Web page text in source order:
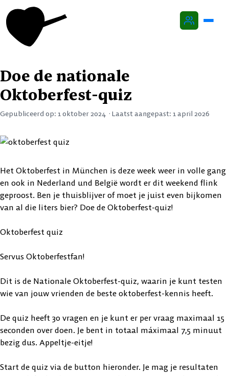
Agenda
Thema’s
Over Oktoberfestfan
Contact
Doe de nationale
Oktoberfest-quiz
Gepubliceerd op: 1 oktober 2024 · Laatst aangepast: 1 april 2026
Het Oktoberfest in München is deze week weer in volle gang
en ook in Nederland und België wordt er dit weekend flink
geproost. Ben je thuisblijver of moet je juist even bijkomen
van al die liters bier? Doe de Oktoberfest-quiz!
Oktoberfest quiz
Servus Oktoberfestfan!
Dit is de Nationale Oktoberfest-quiz, waarin je kunt testen
wie van jouw vrienden de beste oktoberfest-kennis heeft.
De quiz heeft 30 vragen en je kunt er per vraag maximaal 15
seconden over doen. Je bent in totaal máximaal 7,5 minuut
bezig dus. Appeltje-eitje!
Start de quiz via de button hieronder. Je mag je resultaten